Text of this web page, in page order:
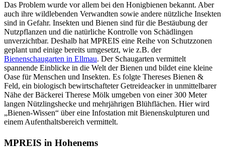
Das Problem wurde vor allem bei den Honigbienen bekannt. Aber
auch ihre wildlebenden Verwandten sowie andere nützliche Insekten
sind in Gefahr. Insekten und Bienen sind für die Bestäubung der
Nutzpflanzen und die natürliche Kontrolle von Schädlingen
unverzichtbar. Deshalb hat MPREIS eine Reihe von Schutzzonen
geplant und einige bereits umgesetzt, wie z.B. der
Bienenschaugarten in Ellmau. Der Schaugarten vermittelt
spannende Einblicke in die Welt der Bienen und bildet eine kleine
Oase für Menschen und Insekten. Es folgte Thereses Bienen &
Feld, ein biologisch bewirtschafteter Getreideacker in unmittelbarer
Nähe der Bäckerei Therese Mölk umgeben von einer 300 Meter
langen Nützlingshecke und mehrjährigen Blühflächen. Hier wird
„Bienen-Wissen“ über eine Infostation mit Bienenskulpturen und
einem Aufenthaltsbereich vermittelt.
MPREIS in Hohenems